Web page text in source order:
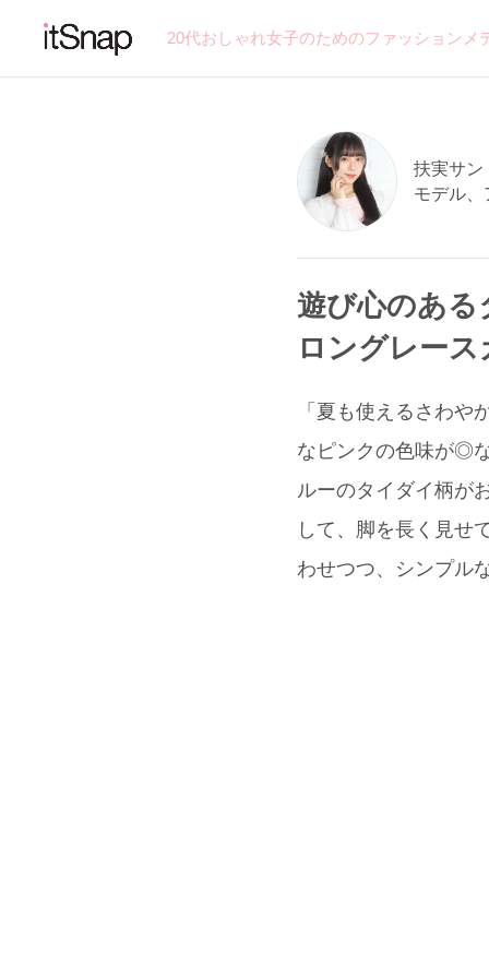
20代おしゃれ女子のためのファッション
扶実サン
モデル、
遊び心のあ
ロングレー
「夏も使えるさわ
なピンクの色味が◎
ルーのタイダイ柄が
して、脚を長く見せ
わせつつ、シンプル